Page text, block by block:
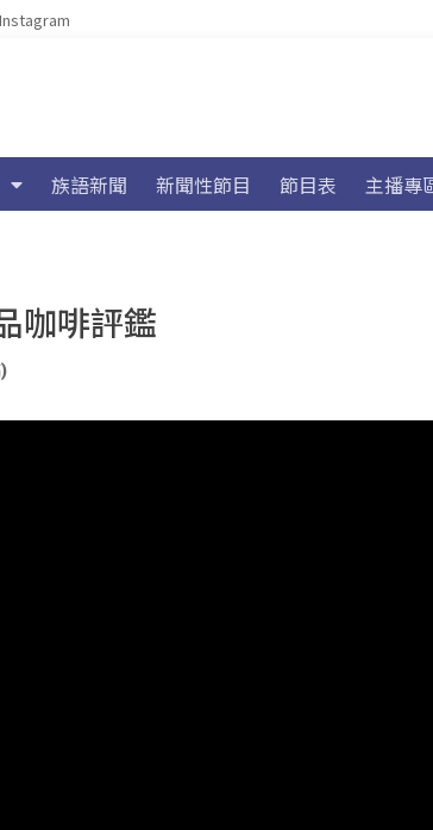
Instagram
族語新聞 新聞性節目 節目表 主播專
咖啡評鑑